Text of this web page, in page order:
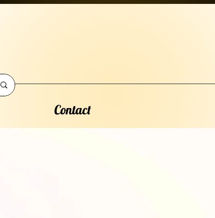
Contact